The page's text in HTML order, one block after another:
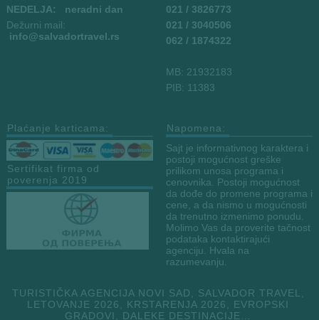
NEDELJA: neradni dan
Dežurni mail:
info@salvadortravel.rs
021 / 3826773
021 / 3040506
062 / 1874322
MB: 21932183
PIB: 11383
Plaćanje karticama:
Sertifikat firma od
poverenja 2019
Napomena:
Sajt je informativnog karaktera i
postoji mogućnost greške
prilikom unosa programa i
cenovnika. Postoji mogućnost
da dođe do promene programa i
cene, a da nismo u mogućnosti
da trenutno izmenimo ponudu.
Molimo Vas da proverite tačnost
podataka kontaktirajući
agenciju. Hvala na
razumevanju.
TURISTIČKA AGENCIJA NOVI SAD, SALVADOR TRAVEL,
LETOVANJE 2026, KRSTARENJA 2026, EVROPSKI
GRADOVI, DALEKE DESTINACIJE…